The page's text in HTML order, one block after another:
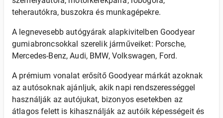
teherautókra, buszokra és munkagépekre.
A legnevesebb autógyárak alapkivitelben Goodyear
gumiabroncsokkal szerelik járműveiket: Porsche,
Mercedes-Benz, Audi, BMW, Volkswagen, Ford.
A prémium vonalat erősítő Goodyear márkát azoknak
az autósoknak ajánljuk, akik napi rendszerességgel
használják az autójukat, bizonyos esetekben az
átlagos felett is kihasználják az autóik képességeit és